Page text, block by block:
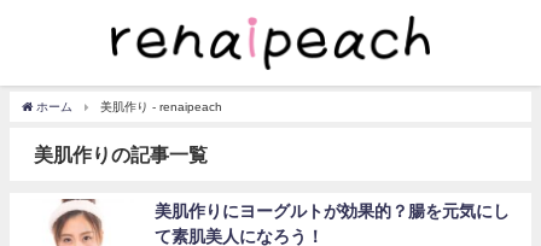
ホーム 美肌作り - renaipeach
美肌作りの記事一覧
美肌作りにヨーグルトが効果的？腸を元気にし
て素肌美人になろう！